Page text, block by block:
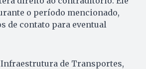
o período mencionado,
de contato para eventual
de Transportes,